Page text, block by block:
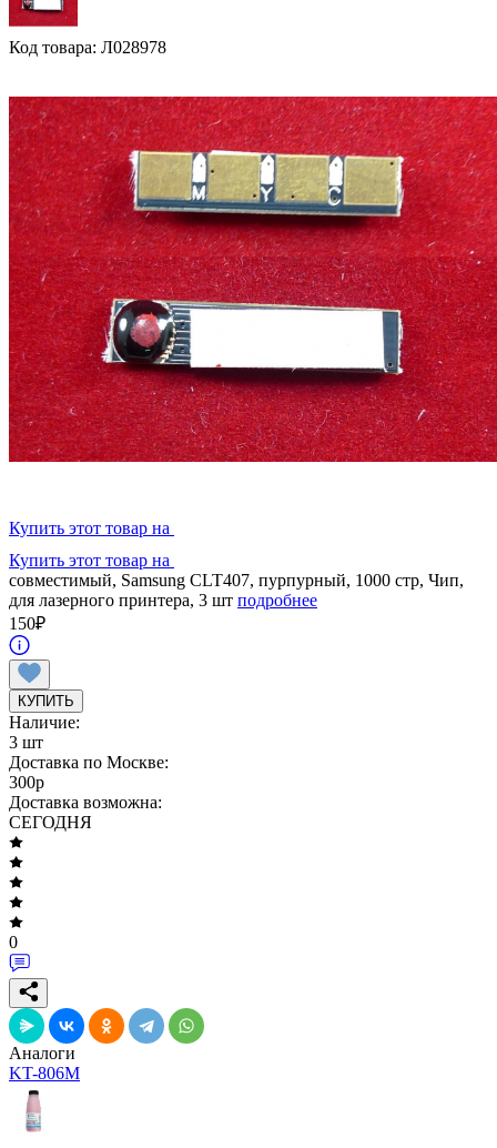
Код товара: Л028978
Купить этот товар на
Купить этот товар на
совместимый, Samsung CLT407, пурпурный, 1000 стр, Чип,
для лазерного принтера, 3 шт подробнее
150₽
КУПИТЬ
Наличие:
3 шт
Доставка по Москве:
300p
Доставка возможна:
СЕГОДНЯ
0
Аналоги
KT-806M